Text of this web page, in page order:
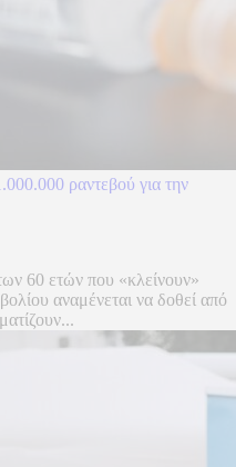
ραντεβού για την
60 ετών που «κλείνουν»
αναμένεται να δοθεί από